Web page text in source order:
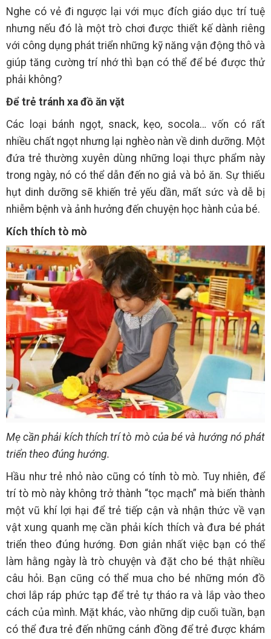
Nghe có vẻ đi ngược lại với mục đích giáo dục trí tuệ
nhưng nếu đó là một trò chơi được thiết kế dành riêng
với công dụng phát triển những kỹ năng vận động thô và
giúp tăng cường trí nhớ thì bạn có thể để bé được thử
phải không?
Để trẻ tránh xa đồ ăn vặt
Các loại bánh ngọt, snack, kẹo, socola… vốn có rất
nhiều chất ngọt nhưng lại nghèo nàn về dinh dưỡng. Một
đứa trẻ thường xuyên dùng những loại thực phẩm này
trong ngày, nó có thể dẫn đến no giả và bỏ ăn. Sự thiếu
hụt dinh dưỡng sẽ khiến trẻ yếu dần, mất sức và dễ bị
nhiễm bệnh và ảnh hưởng đến chuyện học hành của bé.
Kích thích tò mò
Mẹ cần phải kích thích trí tò mò của bé và hướng nó phát
triển theo đúng hướng.
Hầu như trẻ nhỏ nào cũng có tính tò mò. Tuy nhiên, để
trí tò mò này không trở thành “tọc mạch” mà biến thành
một vũ khí lợi hại để trẻ tiếp cận và nhận thức về vạn
vật xung quanh mẹ cần phải kích thích và đưa bé phát
triển theo đúng hướng. Đơn giản nhất việc bạn có thể
làm hằng ngày là trò chuyện và đặt cho bé thật nhiều
câu hỏi. Bạn cũng có thể mua cho bé những món đồ
chơi lắp ráp phức tạp để trẻ tự tháo ra và lắp vào theo
cách của mình. Mặt khác, vào những dịp cuối tuần, bạn
có thể đưa trẻ đến những cánh đồng để trẻ được khám